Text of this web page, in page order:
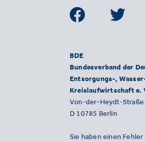
BDE
Bundesverband der
Entsorgungs-,
Kreislaufwirtschaft e.
Von-der-Heydt-Straße
D 10785 Berlin
Sie haben einen